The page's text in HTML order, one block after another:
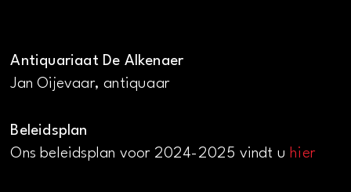
Antiquariaat De Alkenaer
Jan Oijevaar, antiquaar
Beleidsplan
Ons beleidsplan voor 2024-2025 vindt uhier